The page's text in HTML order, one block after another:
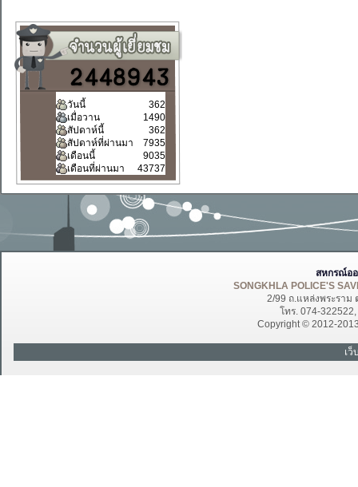
วันนี้
362
เมื่อวาน
1490
สัปดาห์นี้
362
สัปดาห์ที่ผ่านมา
7935
เดือนนี้
9035
เดือนที่ผ่านมา
43737
สหกรณ์อ
SONGKHLA POLICE'S
2/99 ถ.แหล่งพระราม
โทร. 074-
Copyright © 2012-
เ